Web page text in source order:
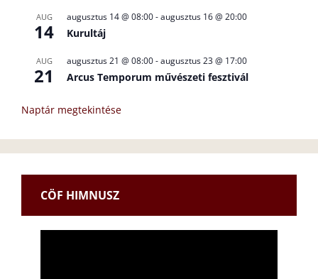
AUG
14
augusztus 14 @ 08:00-augusztus 16 @ 20:00
Kurultáj
AUG
21
augusztus 21 @ 08:00-augusztus 23 @ 17:00
Arcus Temporum művészeti fesztivál
Naptár megtekintése
CÖF HIMNUSZ